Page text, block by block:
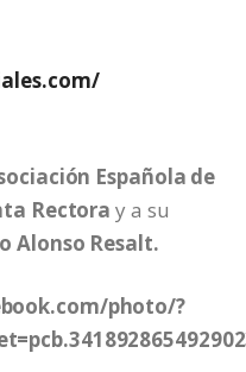
Española de
Rectora y a su
Alonso Resalt.
photo/?